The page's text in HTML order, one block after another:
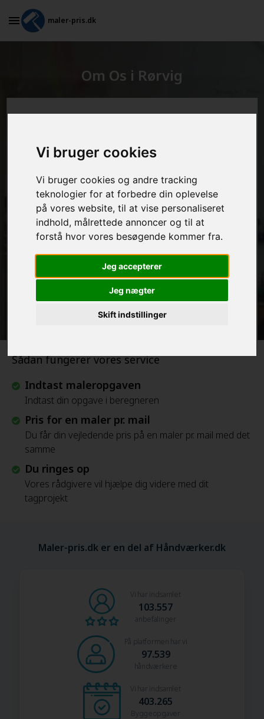
Vi bruger cookies
Vi bruger cookies og andre tracking
teknologier for at forbedre din oplevelse
på vores website, til at vise personaliseret
indhold, målrettede annoncer og til at
forstå hvor vores besøgende kommer fra.
Jeg accepterer
Jeg nægter
Skift indstillinger
maler-pris.dk
Om Os i Rørvig
Sådan fungerer vores service
Indtast maleropgaven
Indtast din opgave i beregneren
Pris for en maler pr. mail
Du får din vejledende pris på en maler pr. mail med det
samme
Du ringes op
Vores rådgivere vil hjælpe dig videre med dit
tagprojekt
MALEROPGAVER - INDVENDIGT:
MALEROPGAVER - UDVENDIGT:
FRAFLYTNINGSPAKKE:
Beregn Prisen - Gratis
Maler-pris.dk er en del af Håndværker.dk
Vi har indsamlet
103.557
anbefalinger
På platformen har vi
97.539
håndværkere
Vi har indsamlet
403.265
Byggeopgaver